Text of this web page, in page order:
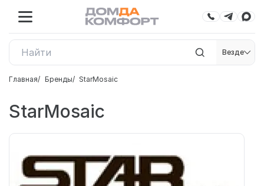
Везде
Главная Бренды StarMosaic
StarMosaic